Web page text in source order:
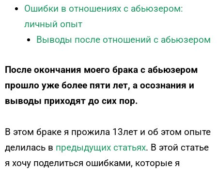
Ошибки в отношениях с абьюзером:
личный опыт
Выводы после отношений с абьюзером
После окончания моего брака с абьюзером
прошло уже более пяти лет, а осознания и
выводы приходят до сих пор.
В этом браке я прожила 13лет и об этом опыте
делилась в предыдущих статьях. В этой статье
я хочу поделиться ошибками, которые я